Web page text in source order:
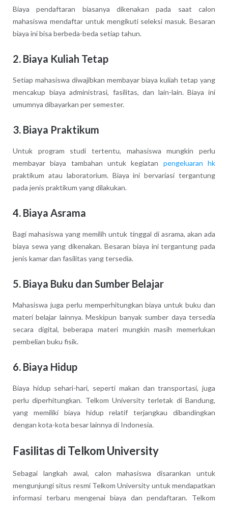
Biaya pendaftaran biasanya dikenakan pada saat calon
mahasiswa mendaftar untuk mengikuti seleksi masuk. Besaran
biaya ini bisa berbeda-beda setiap tahun.
2. Biaya Kuliah Tetap
Setiap mahasiswa diwajibkan membayar biaya kuliah tetap yang
mencakup biaya administrasi, fasilitas, dan lain-lain. Biaya ini
umumnya dibayarkan per semester.
3. Biaya Praktikum
Untuk program studi tertentu, mahasiswa mungkin perlu
membayar biaya tambahan untuk kegiatan pengeluaran hk
praktikum atau laboratorium. Biaya ini bervariasi tergantung
pada jenis praktikum yang dilakukan.
4. Biaya Asrama
Bagi mahasiswa yang memilih untuk tinggal di asrama, akan ada
biaya sewa yang dikenakan. Besaran biaya ini tergantung pada
jenis kamar dan fasilitas yang tersedia.
5. Biaya Buku dan Sumber Belajar
Mahasiswa juga perlu memperhitungkan biaya untuk buku dan
materi belajar lainnya. Meskipun banyak sumber daya tersedia
secara digital, beberapa materi mungkin masih memerlukan
pembelian buku fisik.
6. Biaya Hidup
Biaya hidup sehari-hari, seperti makan dan transportasi, juga
perlu diperhitungkan. Telkom University terletak di Bandung,
yang memiliki biaya hidup relatif terjangkau dibandingkan
dengan kota-kota besar lainnya di Indonesia.
Fasilitas di Telkom University
Sebagai langkah awal, calon mahasiswa disarankan untuk
mengunjungi situs resmi Telkom University untuk mendapatkan
informasi terbaru mengenai biaya dan pendaftaran. Telkom